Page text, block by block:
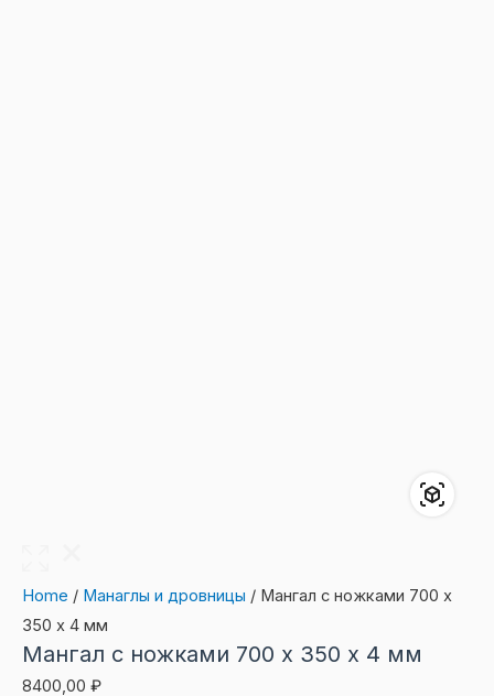
Home / Манаглы и дровницы / Мангал с ножками 700 х
350 х 4 мм
Мангал с ножками 700 х 350 х 4 мм
8400,00 ₽